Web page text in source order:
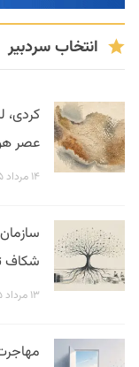
انتخاب سردبیر
کردی،
عصر
۱۴ مرداد ۱۴۰۵
شکاف
۱۳ مرداد ۱۴۰۵